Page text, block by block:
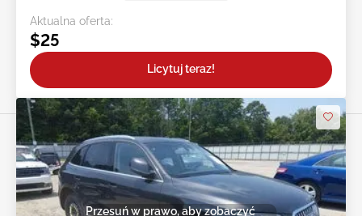
Aktualna oferta:
$25
Licytuj teraz!
Przesuń w prawo, aby zobaczyć